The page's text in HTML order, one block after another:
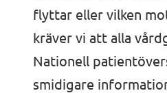
flyttar eller vilken
kräver vi att alla
Nationell
smidigare